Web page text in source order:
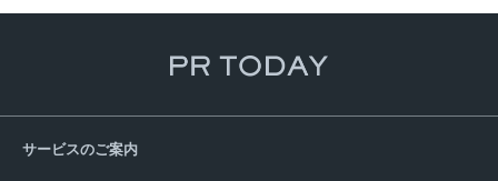
サービスのご案内